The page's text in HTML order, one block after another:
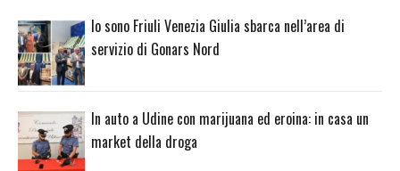
Io sono Friuli Venezia Giulia sbarca nell’area di
servizio di Gonars Nord
In auto a Udine con marijuana ed eroina: in casa un
market della droga